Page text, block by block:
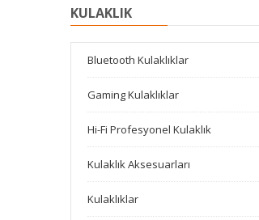
KULAKLIK
Bluetooth Kulaklıklar
Gaming Kulaklıklar
Hi-Fi Profesyonel Kulaklık
Kulaklık Aksesuarları
Kulaklıklar